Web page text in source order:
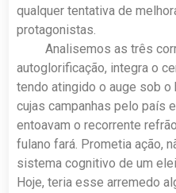
qualquer tentativa de
protagonistas.
Analisemos as três
autoglorificação, integra o
tendo atingido o auge sob o
cujas campanhas pelo país
entoavam o recorrente
fulano fará. Prometia ação,
sistema cognitivo de um
Hoje, teria esse arremedo